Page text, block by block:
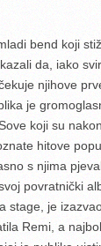
bend koji
da, iako
njihove
je
koji su
hitove
s njima
povratnički
stage, je
Remi, a